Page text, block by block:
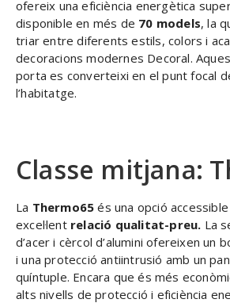
ofereix una eficiència energètica
disponible en més de 70 models, la
triar entre diferents estils, colors i
decoracions modernes Decoral.
porta es converteixi en el punt focal
l’habitatge.
Classe mitjana:
La Thermo65és una opció
excel·lent relació qualitat-preu. La
d’acer i cèrcol d’alumini ofereixen un
i una protecció antiintrusió amb un
quíntuple. Encara que és més
alts nivells de protecció i eficiència